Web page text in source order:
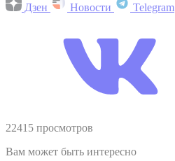
Дзен Новости Telegram
22415 просмотров
Вам может быть интересно